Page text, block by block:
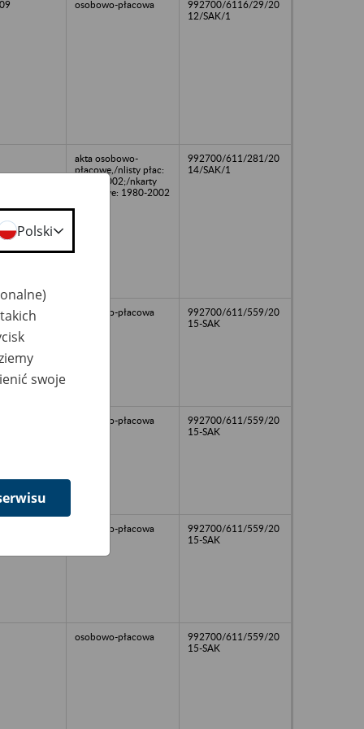
osobowo-płacowa
992700/6116/29/20
12/SAK/1
akta osobowo-
płacowe,/nlisty płac:
1998-2002;/nkarty
zrobkowe: 1980-2002
992700/611/281/20
14/SAK/1
osobowo-płacowa
992700/611/559/20
15-SAK
osobowo-płacowa
992700/611/559/20
15-SAK
osobowo-płacowa
992700/611/559/20
15-SAK
osobowo-płacowa
992700/611/559/20
15-SAK
Polski
swoje